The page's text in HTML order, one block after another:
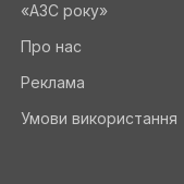
«АЗС року»
Про нас
Реклама
Умови використання